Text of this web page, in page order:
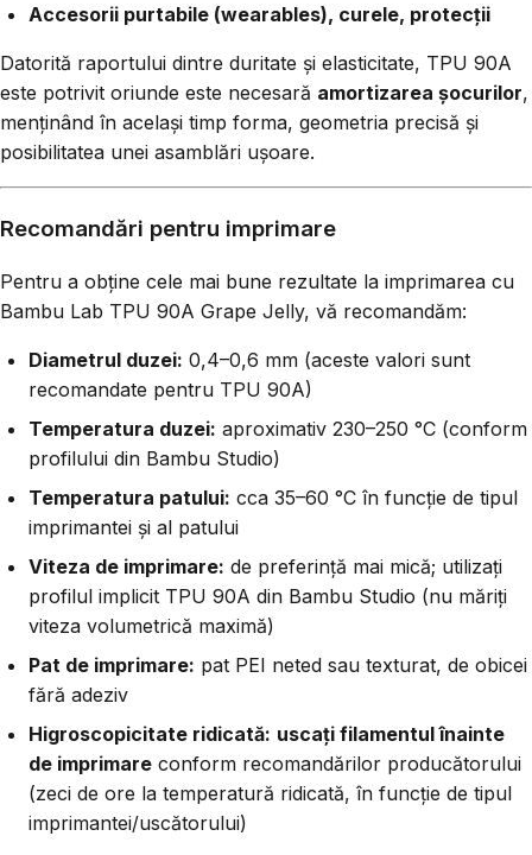
Accesorii purtabile (wearables), curele, protecții
Datorită raportului dintre duritate și elasticitate, TPU 90A
este potrivit oriunde este necesară amortizarea șocurilor,
menținând în același timp forma, geometria precisă și
posibilitatea unei asamblări ușoare.
Recomandări pentru imprimare
Pentru a obține cele mai bune rezultate la imprimarea cu
Bambu Lab TPU 90A Grape Jelly, vă recomandăm:
Diametrul duzei: 0,4–0,6 mm (aceste valori sunt
recomandate pentru TPU 90A)
Temperatura duzei: aproximativ 230–250 °C (conform
profilului din Bambu Studio)
Temperatura patului: cca 35–60 °C în funcție de tipul
imprimantei și al patului
Viteza de imprimare: de preferință mai mică; utilizați
profilul implicit TPU 90A din Bambu Studio (nu măriți
viteza volumetrică maximă)
Pat de imprimare: pat PEI neted sau texturat, de obicei
fără adeziv
Higroscopicitate ridicată: uscați filamentul înainte
de imprimare conform recomandărilor producătorului
(zeci de ore la temperatură ridicată, în funcție de tipul
imprimantei/uscătorului)